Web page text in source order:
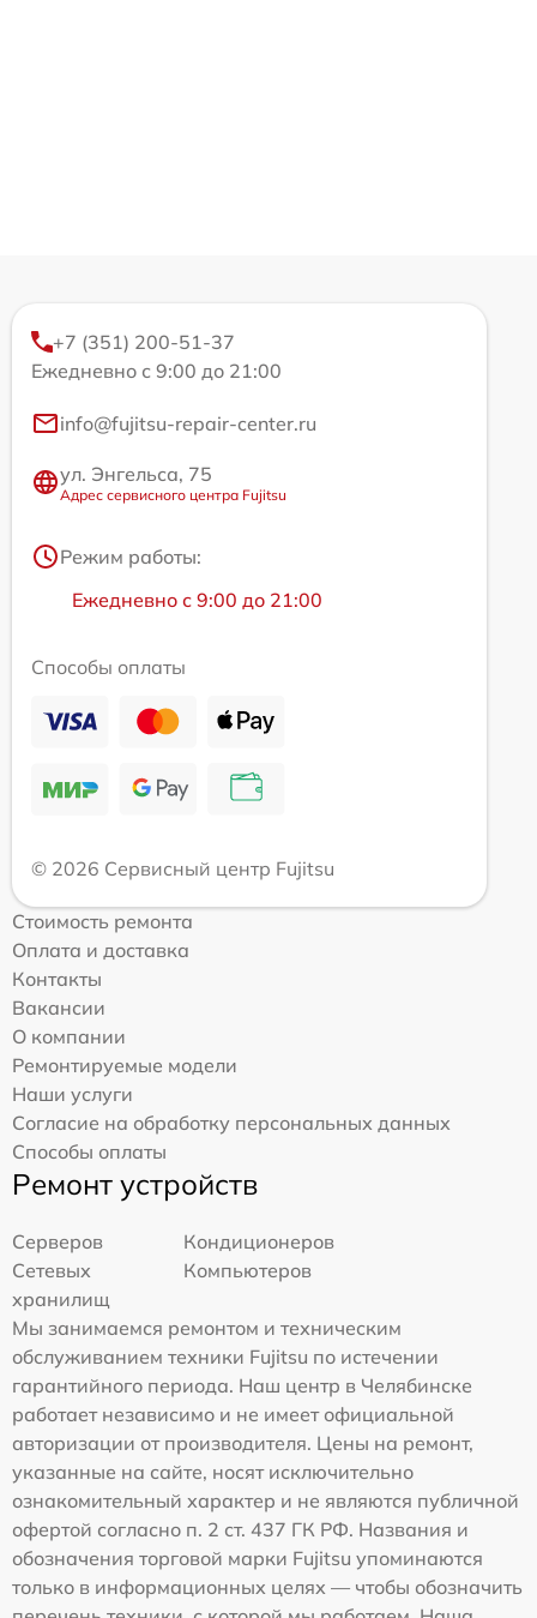
+7 (351) 200-51-37
Ежедневно с 9:00 до 21:00
info@fujitsu-repair-center.ru
ул. Энгельса, 75
Адрес сервисного центра Fujitsu
Режим работы:
Ежедневно с 9:00 до 21:00
Способы оплаты
© 2026 Сервисный центр Fujitsu
Стоимость ремонта
Оплата и доставка
Контакты
Вакансии
О компании
Ремонтируемые модели
Наши услуги
Согласие на обработку персональных данных
Способы оплаты
Ремонт устройств
Серверов
Кондиционеров
Сетевых
хранилищ
Компьютеров
Мы занимаемся ремонтом и техническим
обслуживанием техники Fujitsu по истечении
гарантийного периода. Наш центр в Челябинске
работает независимо и не имеет официальной
авторизации от производителя. Цены на ремонт,
указанные на сайте, носят исключительно
ознакомительный характер и не являются публичной
офертой согласно п. 2 ст. 437 ГК РФ. Названия и
обозначения торговой марки Fujitsu упоминаются
только в информационных целях — чтобы обозначить